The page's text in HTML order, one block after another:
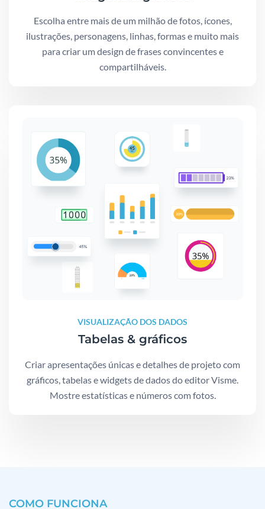
Escolha entre mais de um milhão de fotos, ícones,
ilustrações, personagens, linhas, formas e muito mais
para criar um design de frases convincentes e
compartilháveis.
VISUALIZAÇÃO DOS DADOS
Tabelas & gráficos
Criar apresentações únicas e detalhes de projeto com
gráficos, tabelas e widgets de dados do editor Visme.
Mostre estatísticas e números com fotos.
COMO FUNCIONA